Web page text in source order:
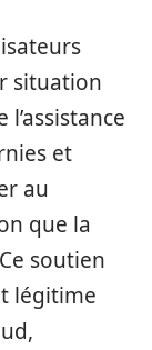
situation
et
au
que la
soutien
légitime